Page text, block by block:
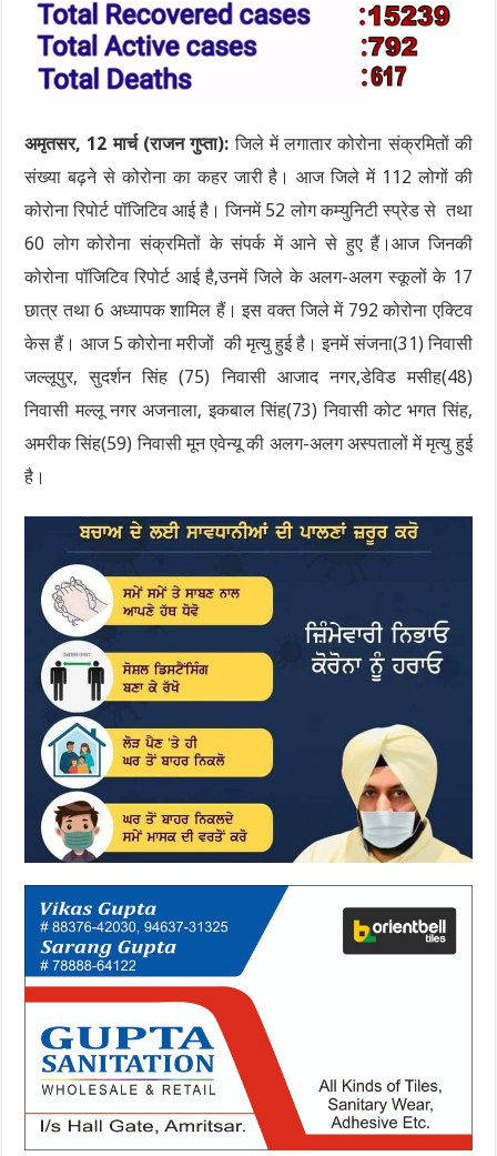
अमृतसर, 12 मार्च (राजन गुप्ता): जिले में लगातार कोरोना संक्रमितों की
संख्या बढ़ने से कोरोना का कहर जारी है। आज जिले में 112 लोगों की
कोरोना रिपोर्ट पॉजिटिव आई है। जिनमें 52 लोग कम्युनिटी स्प्रेड से तथा
60 लोग कोरोना संक्रमितों के संपर्क में आने से हुए हैं।आज जिनकी
कोरोना पॉजिटिव रिपोर्ट आई है,उनमें जिले के अलग-अलग स्कूलों के 17
छात्र तथा 6 अध्यापक शामिल हैं। इस वक्त जिले में 792 कोरोना एक्टिव
केस हैं। आज 5 कोरोना मरीजों की मृत्यु हुई है। इनमें संजना(31) निवासी
जल्लूपुर, सुदर्शन सिंह (75) निवासी आजाद नगर,डेविड मसीह(48)
निवासी मल्लू नगर अजनाला, इकबाल सिंह(73) निवासी कोट भगत सिंह,
अमरीक सिंह(59) निवासी मून एवेन्यू की अलग-अलग अस्पतालों में मृत्यु हुई
है।